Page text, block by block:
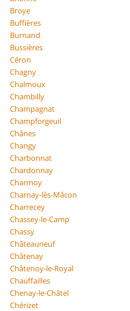
Broye
Buffières
Burnand
Bussières
Céron
Chagny
Chalmoux
Chambilly
Champagnat
Champforgeuil
Chânes
Changy
Charbonnat
Chardonnay
Charmoy
Charnay-lès-Mâcon
Charrecey
Chassey-le-Camp
Chassy
Châteauneuf
Châtenay
Châtenoy-le-Royal
Chauffailles
Chenay-le-Châtel
Chérizet